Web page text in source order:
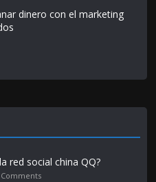
dinero con el marketing
red social china QQ?
Comments